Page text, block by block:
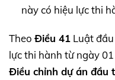
này có hiệu lực thi
Theo Điều 41 Luật
lực thi hành từ ngày
Điều chỉnh dự án đầu